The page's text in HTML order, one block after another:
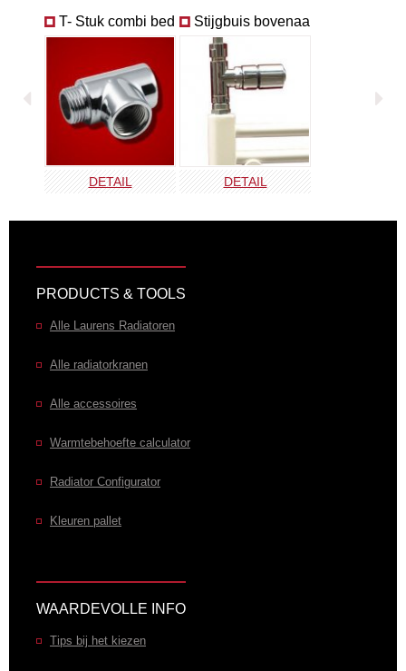
Neo - Programmeerbare regelaar met Nexus
systeem designed voor elektrische radiatoren
Gekanteld LCD-scherm met achtergrondverlichting voor eenvoudige
Het ondersteunt verschillende exta bedrijfsmodi zoals ECO,
weekprogramma, open raam detectie.
Wi-Fi-optie voor afstandsbediening van de regelaar
T- Stuk combi bedrijf
DETAIL
Stijgbuis bovenaanl.
DETAIL
PRODUCTS & TOOLS
Alle Laurens Radiatoren
Alle radiatorkranen
Alle accessoires
Warmtebehoefte calculator
Radiator Configurator
Kleuren pallet
WAARDEVOLLE INFO
Tips bij het kiezen